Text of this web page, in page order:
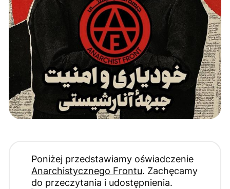
Poniżej przedstawiamy oświadczenie
Anarchistycznego Frontu. Zachęcamy
do przeczytania i udostępnienia.